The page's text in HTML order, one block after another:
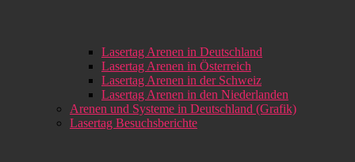
Lasertag Arenen in Deutschland
Lasertag Arenen in Österreich
Lasertag Arenen in der Schweiz
Lasertag Arenen in den Niederlanden
Arenen und Systeme in Deutschland (Grafik)
Lasertag Besuchsberichte